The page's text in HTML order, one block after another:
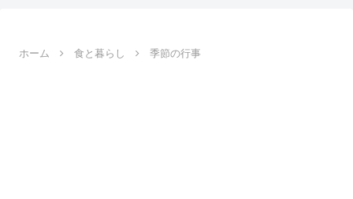
ホーム 食と暮らし 季節の行事